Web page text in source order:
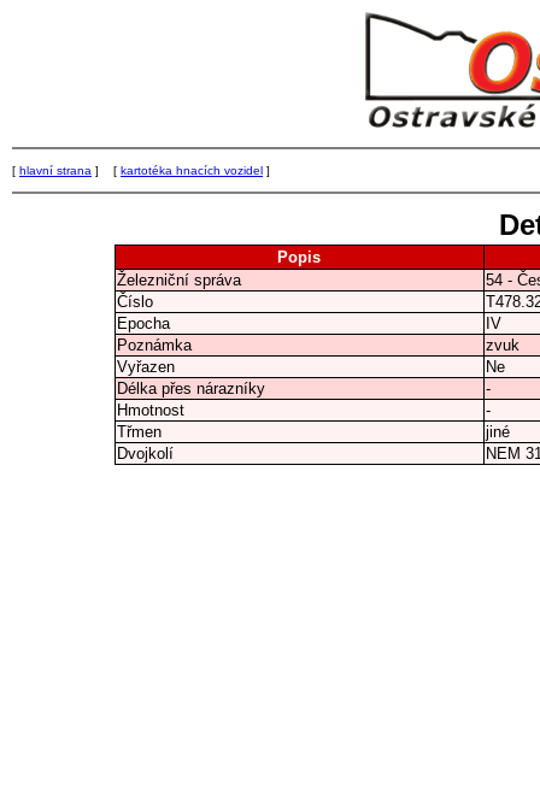
[ hlavní strana ] [ kartotéka hnacích vozidel ]
Popis
Železniční správa
54 -
Číslo
Epocha
IV
Poznámka
zvuk
Vyřazen
Ne
Délka přes nárazníky
-
Hmotnost
-
Třmen
jiné
Dvojkolí
NEM